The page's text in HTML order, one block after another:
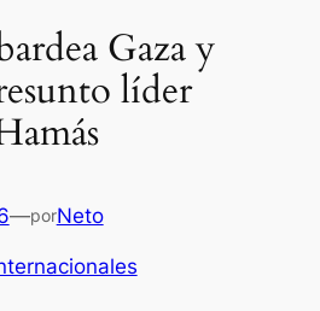
Gaza y
líder
—porNeto